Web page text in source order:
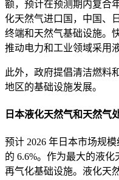
额，预计在预测期内复合
化天然气进口国，中国、
终端和天然气基础设施。
推动电力和工业领域采用
此外，政府提倡清洁燃料
地区的基础设施发展。
日本液化天然气和天然气
预计 2026 年日本市场规
的 6.6%。作为最大的液
再气化基础设施。液化天